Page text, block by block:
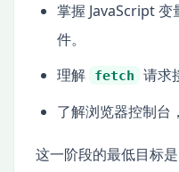
掌握 JavaScript
件。
理解
fetch
请求
了解浏览器控制台
这一阶段的最低目标